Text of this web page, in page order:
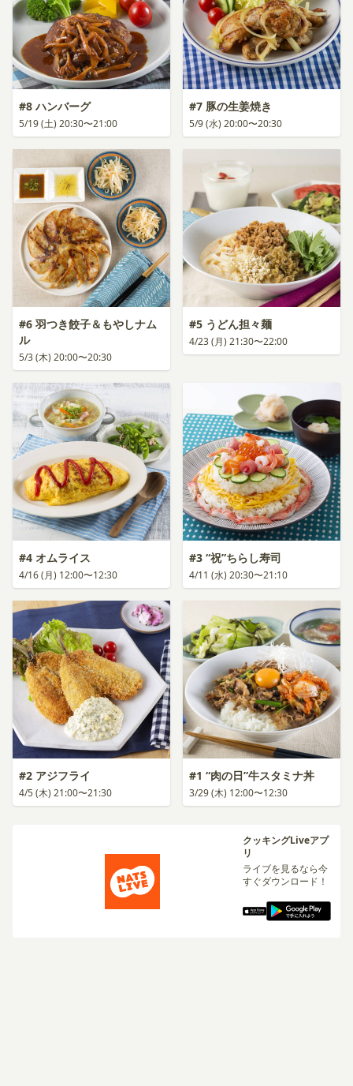
#8 ハンバーグ
5/19 (土) 20:30〜21:00
#7 豚の生姜焼き
5/9 (水) 20:00〜20:30
#6 羽つき餃子＆もやしナム
ル
5/3 (木) 20:00〜20:30
#5 うどん担々麺
4/23 (月) 21:30〜22:00
#4 オムライス
4/16 (月) 12:00〜12:30
#3 “祝”ちらし寿司
4/11 (水) 20:30〜21:10
#2 アジフライ
4/5 (木) 21:00〜21:30
#1 “肉の日”牛スタミナ丼
3/29 (木) 12:00〜12:30
クッキングLiveアプ
リ
ライブを見るなら今
すぐダウンロード！